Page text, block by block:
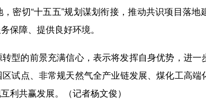
密切“十五五”规划谋划衔接，推动共识项目落
保障、提供良好环境。
的前景充满信心，表示将发挥自身优势，进一
试点、非常规天然气全产业链发展、煤化工高
利共赢发展。（记者杨文俊）